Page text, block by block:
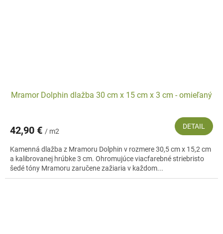
Mramor Dolphin dlažba 30 cm x 15 cm x 3 cm - omieľaný
42,90 € / m2
DETAIL
Kamenná dlažba z Mramoru Dolphin v rozmere 30,5 cm x 15,2 cm
a kalibrovanej hrúbke 3 cm. Ohromujúce viacfarebné striebristo
šedé tóny Mramoru zaručene zažiaria v každom...